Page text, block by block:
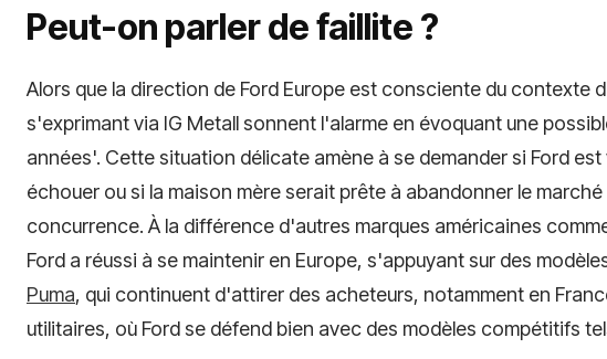
Peut-on parler de faillite ?
Alors que la direction de Ford Europe est consciente du contexte
s'exprimant via IG Metall sonnent l'alarme en évoquant une
années'. Cette situation délicate amène à se demander si Ford
échouer ou si la maison mère serait prête à abandonner le
concurrence. À la différence d'autres marques américaines
Ford a réussi à se maintenir en Europe, s'appuyant sur des
Puma, qui continuent d'attirer des acheteurs, notamment en
utilitaires, où Ford se défend bien avec des modèles compétitifs